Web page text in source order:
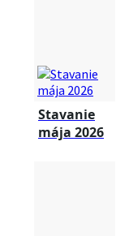
Stavanie
mája 2026